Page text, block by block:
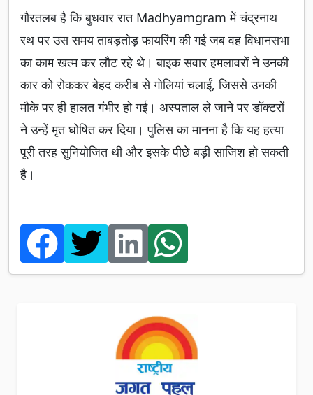
गौरतलब है कि बुधवार रात Madhyamgram में चंद्रनाथ
रथ पर उस समय ताबड़तोड़ फायरिंग की गई जब वह विधानसभा
का काम खत्म कर लौट रहे थे। बाइक सवार हमलावरों ने उनकी
कार को रोककर बेहद करीब से गोलियां चलाईं, जिससे उनकी
मौके पर ही हालत गंभीर हो गई। अस्पताल ले जाने पर डॉक्टरों
ने उन्हें मृत घोषित कर दिया। पुलिस का मानना है कि यह हत्या
पूरी तरह सुनियोजित थी और इसके पीछे बड़ी साजिश हो सकती
है।